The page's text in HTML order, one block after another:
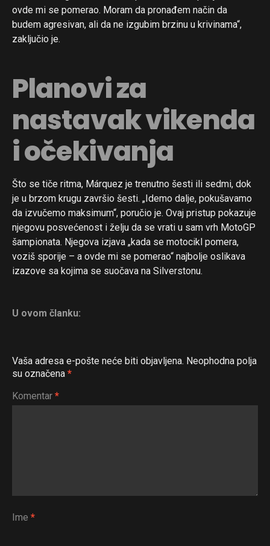
ovde mi se pomerao. Moram da pronađem način da
budem agresivan, ali da ne izgubim brzinu u krivinama“,
zaključio je.
Planovi za
nastavak vikenda
i očekivanja
Što se tiče ritma, Márquez je trenutno šesti ili sedmi, dok
je u brzom krugu završio šesti. „Idemo dalje, pokušavamo
da izvučemo maksimum“, poručio je. Ovaj pristup pokazuje
njegovu posvećenost i želju da se vrati u sam vrh MotoGP
šampionata. Njegova izjava „kada se motocikl pomera,
voziš sporije – a ovde mi se pomerao“ najbolje oslikava
izazove sa kojima se suočava na Silverstonu.
U ovom članku:
Vaša adresa e-pošte neće biti objavljena. Neophodna polja
su označena *
Komentar *
Ime *